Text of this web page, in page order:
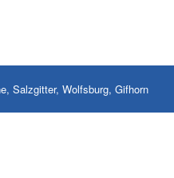
Salzgitter, Wolfsburg, Gifhorn